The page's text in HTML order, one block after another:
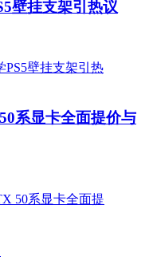
壁挂支架引热议
系显卡全面提价与